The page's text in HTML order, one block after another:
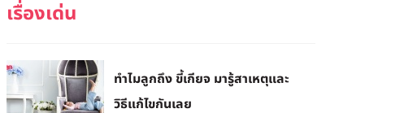
ทำไมลูกถึง ขี้เกียจ มารู้สาเหตุและ
วิธีแก้ไขกันเลย